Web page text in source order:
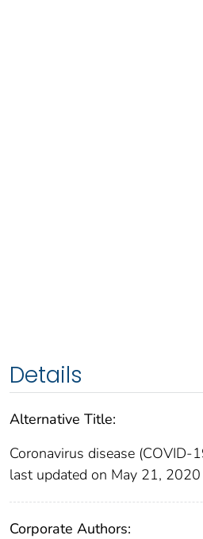
Details
Alternative Title:
Coronavirus disease (COVID-
last updated on May 21,
Corporate Authors: